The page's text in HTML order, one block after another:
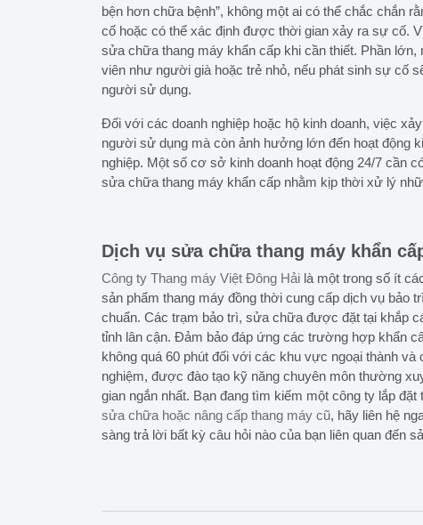
bện hơn chữa bệnh”, không một ai có thể chắc chắn
cố hoặc có thể xác định được thời gian xảy ra sự cố.
sửa chữa thang máy khẩn cấp khi cần thiết. Phần
viên như người già hoặc trẻ nhỏ, nếu phát sinh sự cố
người sử dụng.
Đối với các doanh nghiệp hoặc hộ kinh doanh, việc
người sử dụng mà còn ảnh hưởng lớn đến hoạt động
nghiệp. Một số cơ sở kinh doanh hoạt động 24/7 cần
sửa chữa thang máy khẩn cấp nhằm kịp thời xử lý
Dịch vụ sửa chữa thang máy khẩn
Công ty Thang máy Việt Đông Hải là một trong số ít
sản phẩm thang máy đồng thời cung cấp dịch vụ
chuẩn. Các trạm bảo trì, sửa chữa được đặt tại khắp
tỉnh lân cận. Đảm bảo đáp ứng các trường hợp khẩn
không quá 60 phút đối với các khu vực ngoại thành
nghiệm, được đào tạo kỹ năng chuyên môn thường
gian ngắn nhất. Bạn đang tìm kiếm một công ty lắp
sửa chữa hoặc nâng cấp thang máy cũ, hãy liên hệ
sàng trả lời bất kỳ câu hỏi nào của bạn liên quan đến